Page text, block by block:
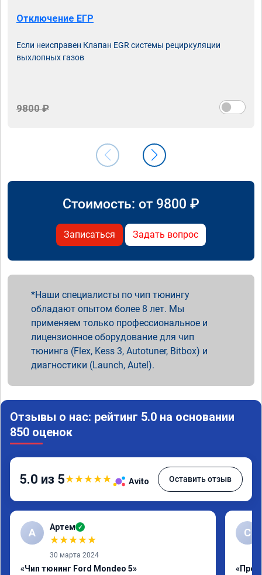
Отключение ЕГР
Если неисправен Клапан EGR системы рециркуляции
выхлопных газов
9800 ₽
Стоимость: от 9800 ₽
Записаться Задать вопрос
Наши специалисты по чип тюнингу
обладают опытом более 8 лет. Мы
применяем только профессиональное и
лицензионное оборудование для чип
тюнинга (Flex, Kess 3, Autotuner, Bitbox) и
диагностики (Launch, Autel).
Отзывы о нас: рейтинг 5.0 на основании
850 оценок
5.0 из 5★★★★★ Avito Оставить отзыв
А Артем ✓
★★★★★
30 марта 2024
«Чип тюнинг Ford Mondeo 5»
С